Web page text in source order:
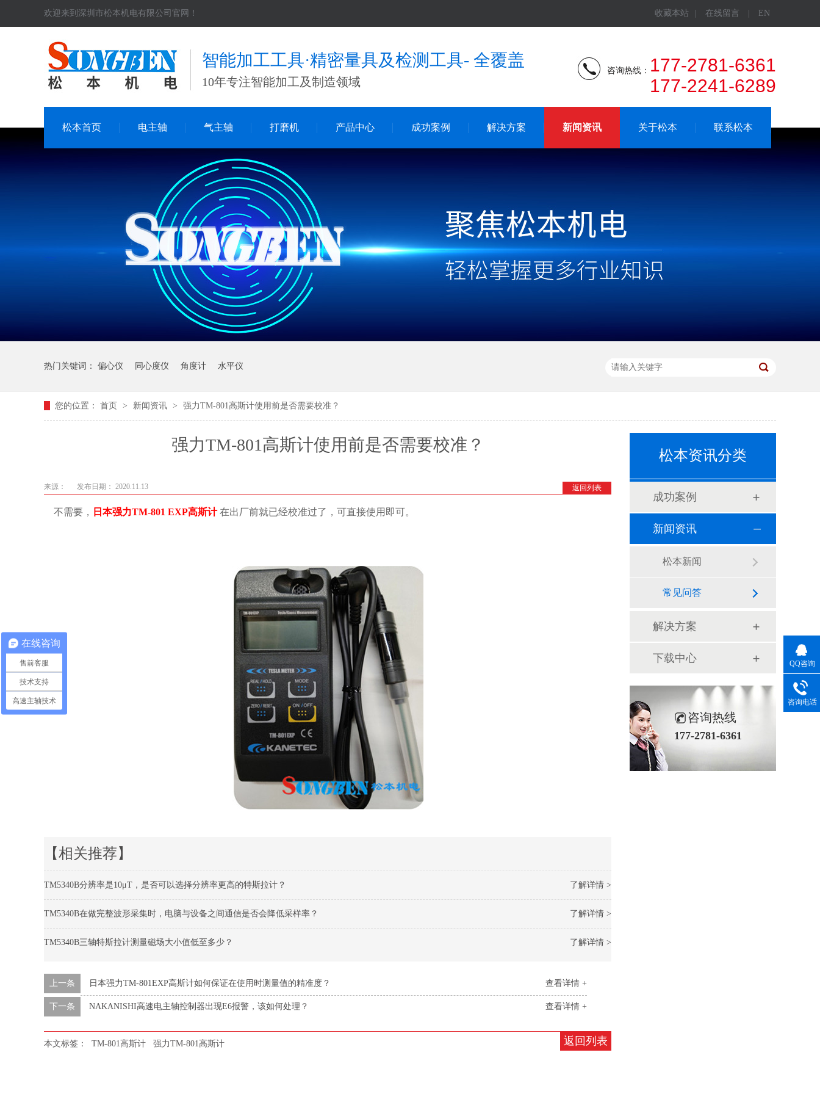
收藏本站 在线留言 EN
欢迎来到深圳市松本机电有限公司官网！
智能加工工具·精密量具及检测工具- 全覆盖
10年专注智能加工及制造领域
咨询热线： 177-2781-6361
177-2241-6289
松本首页 电主轴 气主轴 打磨机 产品中心 成功案例 解决方案 新闻资讯 关于松本 联系松本
热门关键词： 偏心仪 同心度仪 角度计 水平仪
您的位置： 首页 > 新闻资讯 > 强力TM-801高斯计使用前是否需要校准？
强力TM-801高斯计使用前是否需要校准？
返回列表
来源： 发布日期： 2020.11.13
不需要， 日本强力TM-801 EXP高斯计 在出厂前就已经校准过了，可直接使用即可。
【相关推荐】
了解详情 >
TM5340B分辨率是10μT，是否可以选择分辨率更高的特斯拉计？
了解详情 >
TM5340B在做完整波形采集时，电脑与设备之间通信是否会降低采样率？
了解详情 >
TM5340B三轴特斯拉计测量磁场大小值低至多少？
查看详情 +
上一条 日本强力TM-801EXP高斯计如何保证在使用时测量值的精准度？
查看详情 +
下一条 NAKANISHI高速电主轴控制器出现E6报警，该如何处理？
返回列表
本文标签： TM-801高斯计 强力TM-801高斯计
松本资讯分类
成功案例
新闻资讯
松本新闻
常见问答
解决方案
下载中心
咨询热线
177-2781-6361
QQ咨询
咨询电话
在线咨询
售前客服
技术支持
高速主轴技术